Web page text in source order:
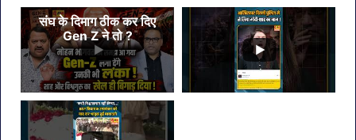
संघ के दिमाग ठीक कर दिए
Gen Z ने तो ?